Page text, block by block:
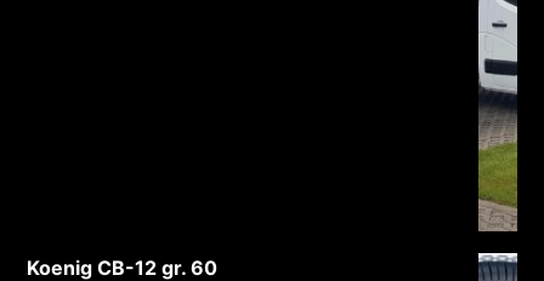
Koenig CB-12 gr. 60